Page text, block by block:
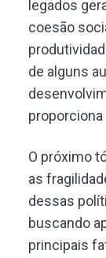
legados
coesão
de alguns
proporciona
O próximo
as
dessas
buscando
principais